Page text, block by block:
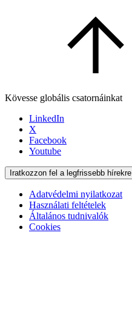
Kövesse globális csatornáinkat
LinkedIn
X
Facebook
Youtube
Iratkozzon fel a legfrissebb hírekre
Adatvédelmi nyilatkozat
Használati feltételek
Általános tudnivalók
Cookies